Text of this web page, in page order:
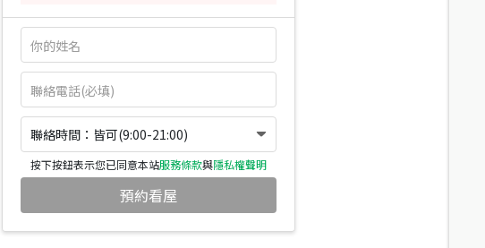
聯絡時間：皆可(9:00-21:00)
按下按鈕表示您已同意本站服務條款與隱私權聲明
預約看屋